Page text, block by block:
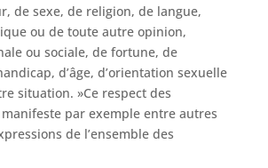
de sexe, de religion, de langue,
ou de toute autre opinion,
ou sociale, de fortune, de
d’âge, d’orientation sexuelle
situation. »Ce respect des
par exemple entre autres
de l’ensemble des